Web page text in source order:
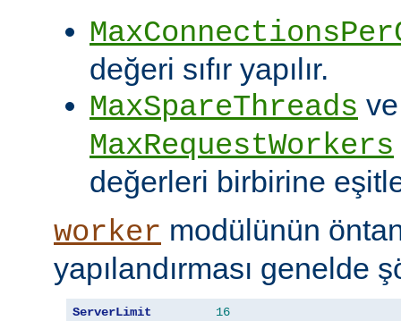
değeri sıfır yapılır.
MaxSpareThreads ve
MaxRequestWorkers
değerleri birbirine
worker modülünün
yapılandırması genelde
ServerLimit
16